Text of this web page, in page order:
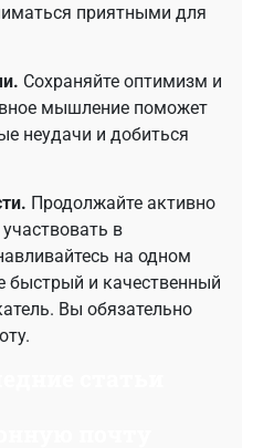
приятными для
Сохраняйте оптимизм и
мышление поможет
неудачи и добиться
Продолжайте активно
в
на одном
быстрый и качественный
Вы обязательно